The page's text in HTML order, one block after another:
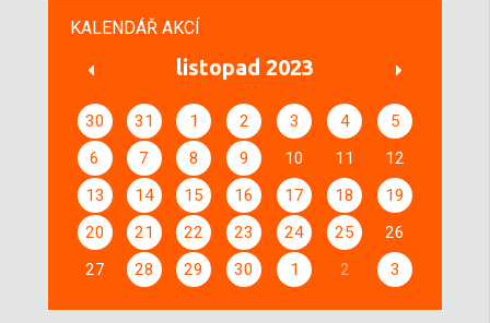
KALENDÁŘ AKCÍ
listopad 2023
30 31 1 2 3 4
5
6
7 8 9 10 11
12
13
14 15 16 17 18
19
20
21 22 23 24 25
26
27
28 29 30 1 2 3